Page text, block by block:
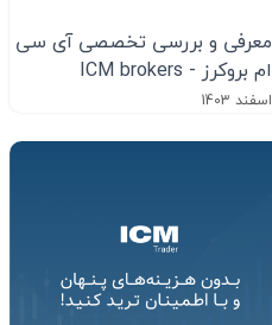
معرفی و بررسی تخصصی آی سی
ام بروکرز - ICM brokers
اسفند 1403